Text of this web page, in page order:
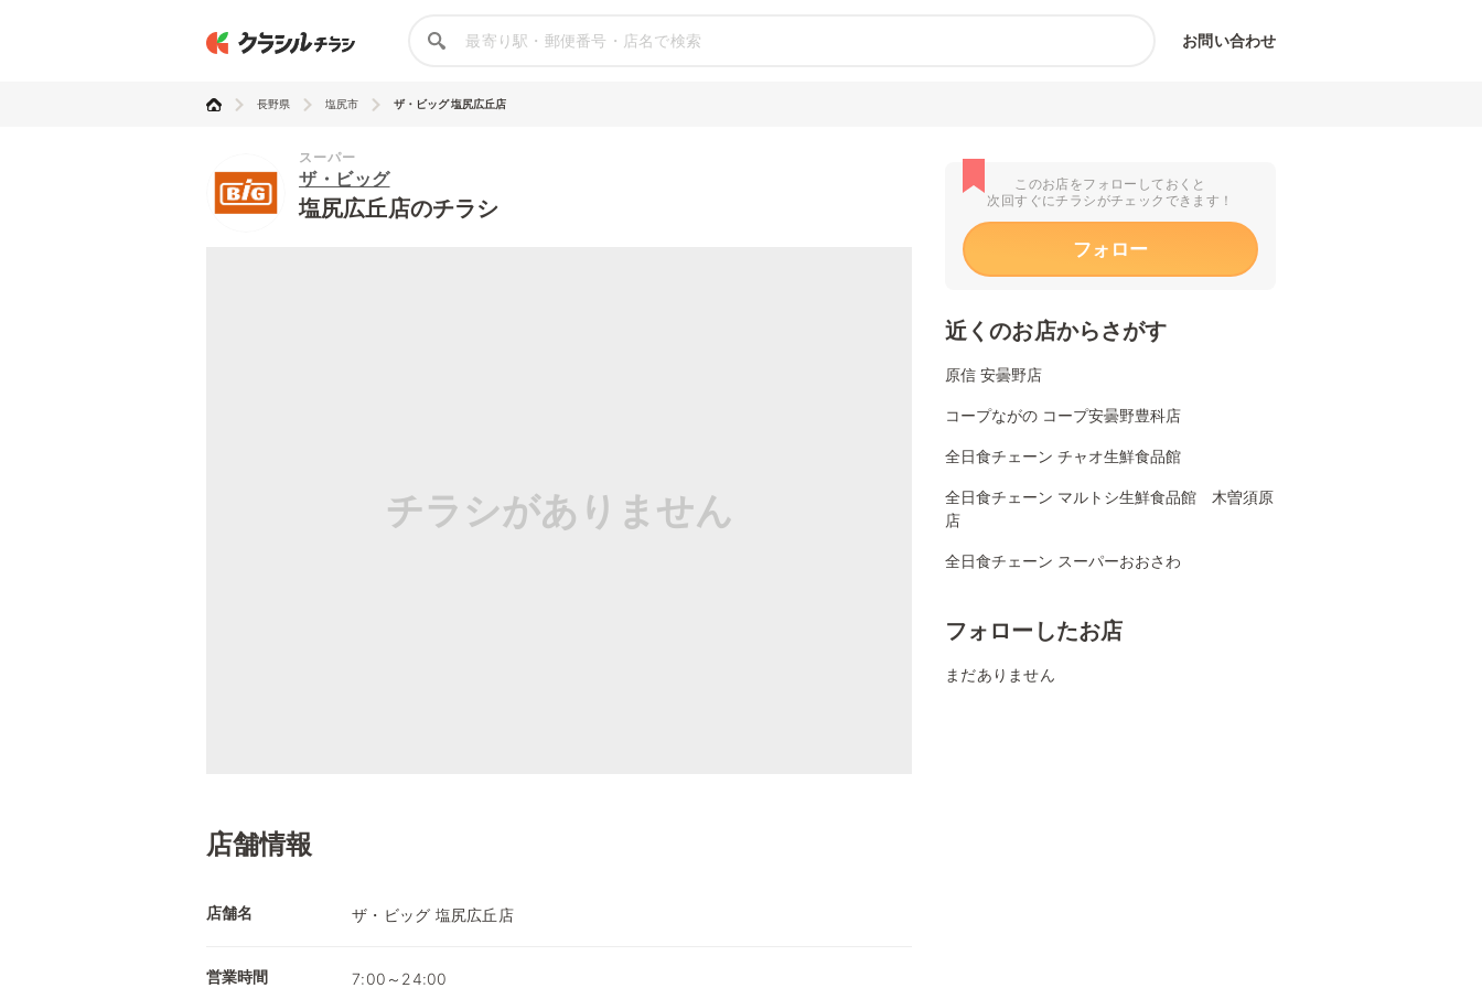
お問い合わせ
長野県 塩尻市 ザ・ビッグ 塩尻広丘店
スーパー
ザ・ビッグ
塩尻広丘店のチラシ
チラシがありません
店舗情報
店舗名 ザ・ビッグ 塩尻広丘店
営業時間 7:00～24:00
このお店をフォローしておくと
次回すぐにチラシがチェックできます！
フォロー
近くのお店からさがす
原信 安曇野店
コープながの コープ安曇野豊科店
全日食チェーン チャオ生鮮食品館
全日食チェーン マルトシ生鮮食品館 木曽須原
店
全日食チェーン スーパーおおさわ
フォローしたお店
まだありません